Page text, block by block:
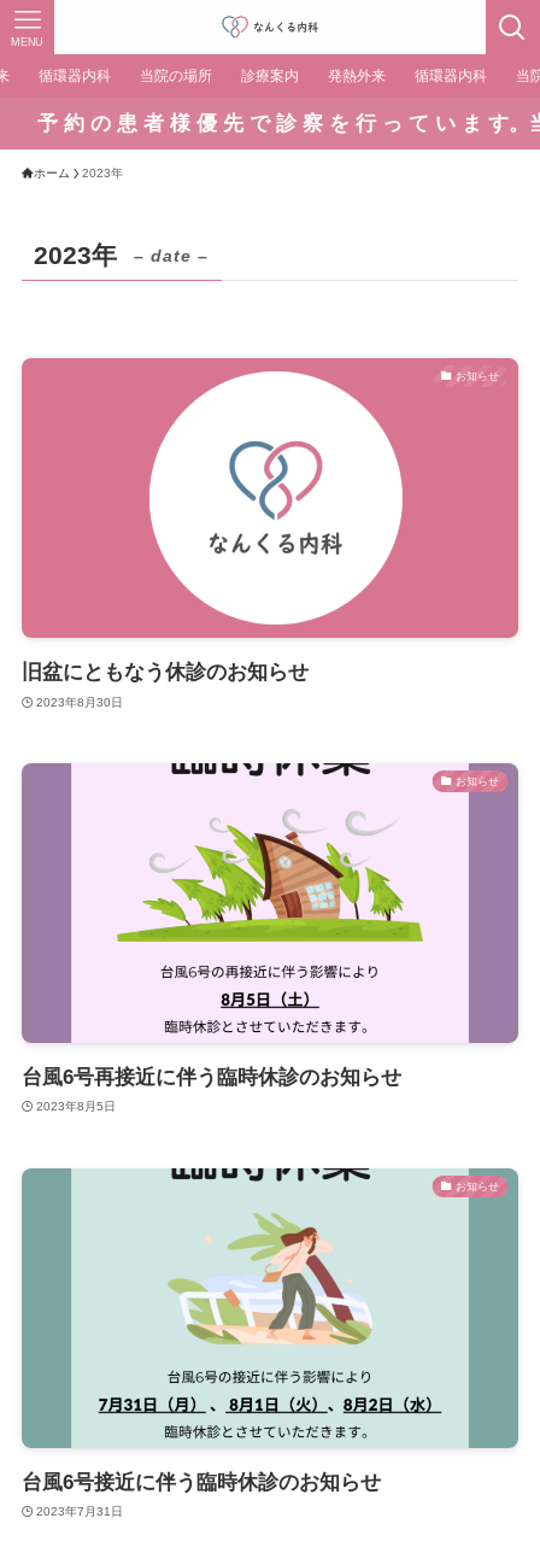
MENU
循環器内科 当院の場所 診療案内 発熱外来 循環器内科 当
予 約 の 患 者 様 優 先 で 診 察 を 行 っ て い ま す。
ホーム 2023年
2023年 – date –
お知らせ
旧盆にともなう休診のお知らせ
2023年8月30日
お知らせ
台風6号再接近に伴う臨時休診のお知らせ
2023年8月5日
お知らせ
台風6号接近に伴う臨時休診のお知らせ
2023年7月31日